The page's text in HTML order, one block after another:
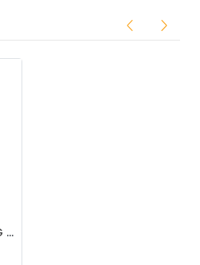
SO KUHINJSKA 250G K PLUS